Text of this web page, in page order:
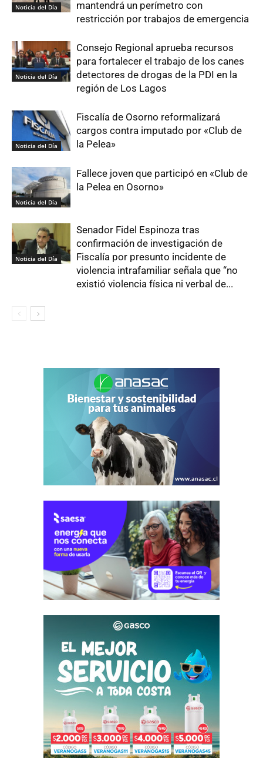
Noticia del Día
mantendrá un perímetro con
restricción por trabajos de emergencia
Noticia del Día
Consejo Regional aprueba recursos
para fortalecer el trabajo de los canes
detectores de drogas de la PDI en la
región de Los Lagos
Noticia del Día
Fiscalía de Osorno reformalizará
cargos contra imputado por «Club de
la Pelea»
Noticia del Día
Fallece joven que participó en «Club de
la Pelea en Osorno»
Noticia del Día
Senador Fidel Espinoza tras
confirmación de investigación de
Fiscalía por presunto incidente de
violencia intrafamiliar señala que “no
existió violencia física ni verbal de...